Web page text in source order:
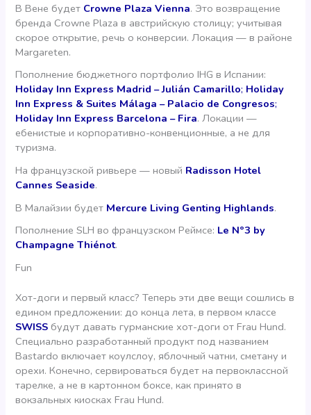
В Вене будет Crowne Plaza Vienna. Это возвращение
бренда Crowne Plaza в австрийскую столицу; учитывая
скорое открытие, речь о конверсии. Локация — в районе
Margareten.
Пополнение бюджетного портфолио IHG в Испании:
Holiday Inn Express Madrid – Julián Camarillo; Holiday
Inn Express & Suites Málaga – Palacio de Congresos;
Holiday Inn Express Barcelona – Fira. Локации —
ебенистые и корпоративно-конвенционные, а не для
туризма.
На французской ривьере — новый Radisson Hotel
Cannes Seaside.
В Малайзии будет Mercure Living Genting Highlands.
Пополнение SLH во французском Реймсе: Le N°3 by
Champagne Thiénot.
Fun
Хот-доги и первый класс? Теперь эти две вещи сошлись в
едином предложении: до конца лета, в первом классе
SWISS будут давать гурманские хот-доги от Frau Hund.
Специально разработанный продукт под названием
Bastardo включает коулслоу, яблочный чатни, сметану и
орехи. Конечно, сервироваться будет на первоклассной
тарелке, а не в картонном боксе, как принято в
вокзальных киосках Frau Hund.